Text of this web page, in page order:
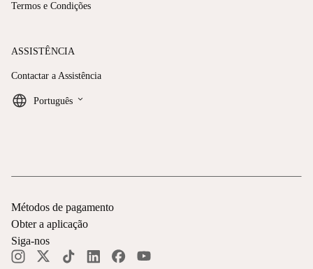
Termos e Condições
ASSISTÊNCIA
Contactar a Assistência
Português keyboard_arrow_down
Métodos de pagamento
Obter a aplicação
Siga-nos